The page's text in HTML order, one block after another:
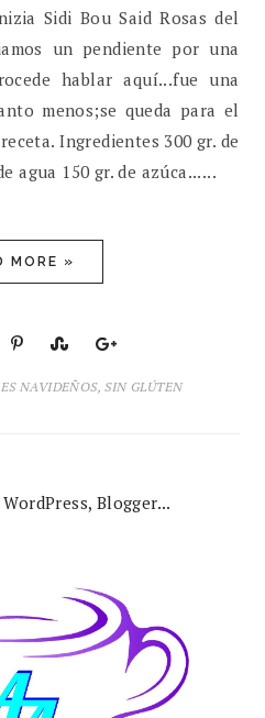
Sidi Bou Said Rosas del
un pendiente por una
hablar aquí...fue una
menos;se queda para el
Ingredientes 300 gr. de
agua 150 gr. de azúca......
MORE »
NAVIDEÑOS,SIN GLÚTEN